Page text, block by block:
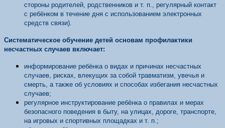
стороны родителей, родственников и т. п., регулярный контакт
с ребёнком в течение дня с использованием электронных
средств связи).
Систематическое обучение детей основам профилактики
несчастных случаев включает:
информирование ребёнка о видах и причинах несчастных
случаев, рисках, влекущих за собой травматизм, увечья и
смерть, а также об условиях и способах избегания несчастных
случаев;
регулярное инструктирование ребёнка о правилах и мерах
безопасного поведения в быту, на улицах, дороге, транспорте,
на игровых и спортивных площадках и т. п.;